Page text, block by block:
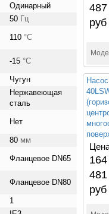
Одинарный
50 Гц
110 °С
-15 °С
Чугун
Нержавеющая
сталь
Нет
80 мм
Фланцевое DN65
Фланцевое DN80
1
487
руб
164
481
руб